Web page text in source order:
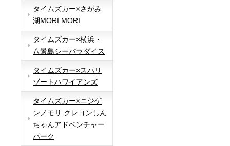
タイムズカー×さがみ
湖MORI MORI
タイムズカー×横浜・
八景島シーパラダイス
タイムズカー×スパリ
ゾートハワイアンズ
タイムズカー×ニジゲ
ンノモリ クレヨンしん
ちゃんアドベンチャー
パーク